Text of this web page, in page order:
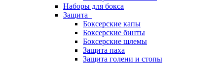
Наборы для бокса
Защита
Боксерские капы
Боксерские бинты
Боксерские шлемы
Защита паха
Защита голени и стопы